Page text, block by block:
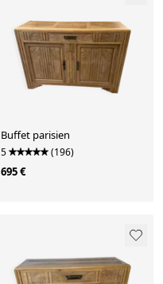
Buffet parisien
5 (196)
695 €